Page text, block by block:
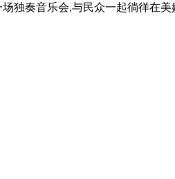
独奏音乐会,与民众一起徜徉在美